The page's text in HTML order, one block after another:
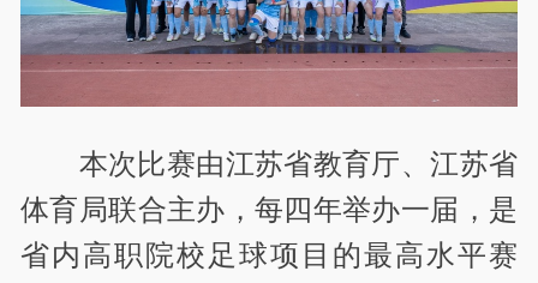
本次比赛由江苏省教育厅、江苏省
体育局联合主办，每四年举办一届，是
省内高职院校足球项目的最高水平赛